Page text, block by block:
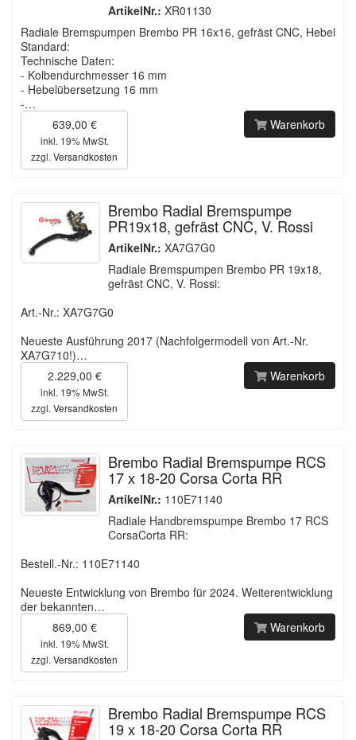
ArtikelNr.: XR01130
Radiale Bremspumpen Brembo PR 16x16, gefräst CNC, Hebel
Standard:
Technische Daten:
- Kolbendurchmesser 16 mm
- Hebelübersetzung 16 mm
-…
639,00 €
inkl. 19% MwSt.
zzgl. Versandkosten
Warenkorb
Brembo Radial Bremspumpe
PR19x18, gefräst CNC, V. Rossi
ArtikelNr.: XA7G7G0
Radiale Bremspumpen Brembo PR 19x18,
gefräst CNC, V. Rossi:
Art.-Nr.: XA7G7G0
Neueste Ausführung 2017 (Nachfolgermodell von Art.-Nr.
XA7G710!)…
2.229,00 €
inkl. 19% MwSt.
zzgl. Versandkosten
Warenkorb
Brembo Radial Bremspumpe RCS
17 x 18-20 Corsa Corta RR
ArtikelNr.: 110E71140
Radiale Handbremspumpe Brembo 17 RCS
CorsaCorta RR:
Bestell.-Nr.: 110E71140
Neueste Entwicklung von Brembo für 2024. Weiterentwicklung
der bekannten…
869,00 €
inkl. 19% MwSt.
zzgl. Versandkosten
Warenkorb
Brembo Radial Bremspumpe RCS
19 x 18-20 Corsa Corta RR